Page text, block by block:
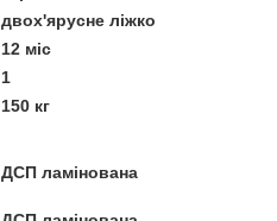
двох'ярусне ліжко
12 міс
1
150 кг
ДСП ламінована